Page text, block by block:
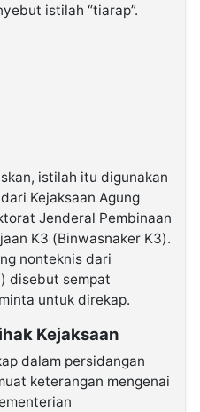
istilah “tiarap”.
istilah itu digunakan
Kejaksaan Agung
Jenderal Pembinaan
K3 (Binwasnaker K3).
nonteknis dari
disebut sempat
untuk direkap.
Kejaksaan
dalam persidangan
keterangan mengenai